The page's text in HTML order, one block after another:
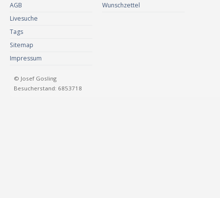
AGB
Livesuche
Tags
Sitemap
Impressum
Wunschzettel
© Josef Gosling
Besucherstand: 6853718